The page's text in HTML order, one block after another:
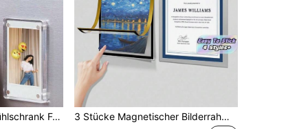
Acryl Magnetischer Kühlschrank Fotorahmen, transparenter doppelseitiger Kühlschrank Magnet Fotorahmen, Displayrahmen, geeignet für Fujifilm, 2,36 x 3,54 Zoll
3 Stücke Magnetischer Bilderrahmen, Magnetstreifen ohne Bohren, Wanddekoration Rahmen für Kunstwerke, Zertifikate, Informationstafel Anzeige im Wohnzimmer, Schlafzimmer, Büro